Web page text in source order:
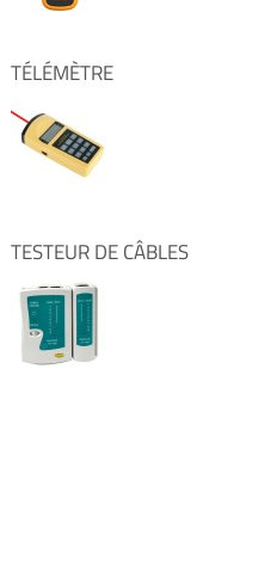
TÉLÉMÈTRE
TESTEUR DE CÂBLES